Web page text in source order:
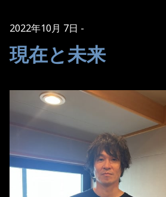
2022年10月 7日
現在と未来